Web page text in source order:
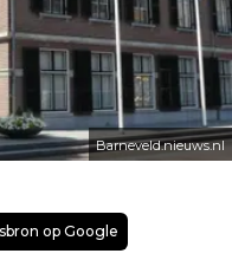
Barneveld.nieuws.nl
op Google